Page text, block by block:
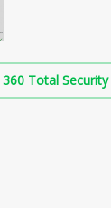
Total Security